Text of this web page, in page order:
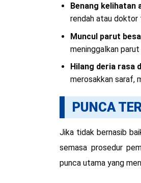
Benang kelihatan
rendah atau doktor
Muncul parut
meninggalkan
Hilang deria rasa
merosakkan saraf,
PUNCA
Jika tidak bernasib
semasa prosedur
punca utama yang